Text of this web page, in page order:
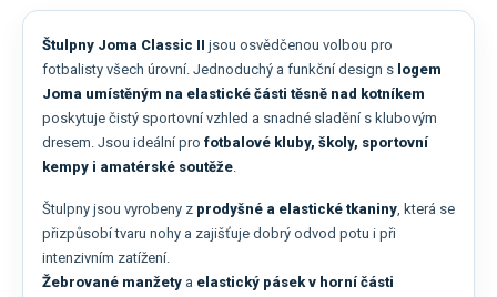
Štulpny Joma Classic II jsou osvědčenou volbou pro
fotbalisty všech úrovní. Jednoduchý a funkční design s logem
Joma umístěným na elastické části těsně nad kotníkem
poskytuje čistý sportovní vzhled a snadné sladění s klubovým
dresem. Jsou ideální pro fotbalové kluby, školy, sportovní
kempy i amatérské soutěže.
Štulpny jsou vyrobeny z prodyšné a elastické tkaniny, která se
přizpůsobí tvaru nohy a zajišťuje dobrý odvod potu i při
intenzivním zatížení.
Žebrované manžety a elastický pásek v horní části